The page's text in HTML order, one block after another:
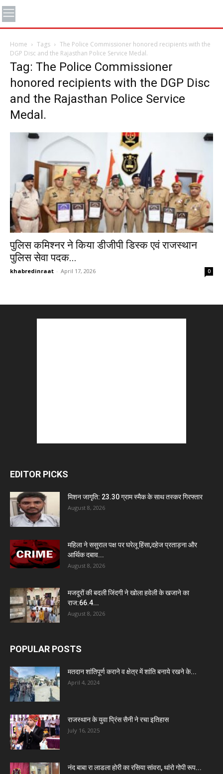
Home Tags
The Police Commissioner honored recipients with the
DGP Disc and the Rajasthan Police Service Medal.
Tag: The Police Commissioner
honored recipients with the DGP Disc
and the Rajasthan Police Service
Medal.
पुलिस कमिश्नर ने किया डीजीपी डिस्क एवं राजस्थान
पुलिस सेवा पदक...
khabredinraat - April 17, 2026 0
EDITOR PICKS
मिशन जागृति: 23.30 ग्राम स्मैक के साथ तस्कर गिरफ्तार
August 8, 2026
महिला ने ससुराल पक्ष पर घरेलू हिंसा,दहेज प्रताड़ना और
आर्थिक दबाव...
August 8, 2026
मजदूरों की बदली जिंदगी ने खोला हवेली के खजाने का
राज:66.4...
August 8, 2026
POPULAR POSTS
मतदान शांतिपूर्ण कराने व क्षेत्र में शांति बनाये रखने के...
April 4, 2024
राजस्थान के युवा प्रिंस सैनी ने रचा इतिहास
July 16, 2025
नंद बाबा रा लाडला होरी का रसिया सांवरा, थांरो गोपी रूप...